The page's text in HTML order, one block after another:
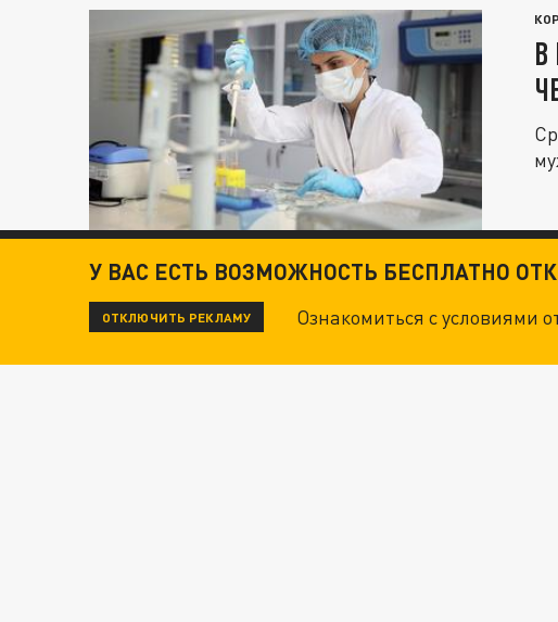
В
У ВАС ЕСТЬ ВОЗМОЖНОСТЬ БЕСПЛАТНО
ОТКЛЮЧИТЬ РЕКЛАМУ Ознакомиться с условиями